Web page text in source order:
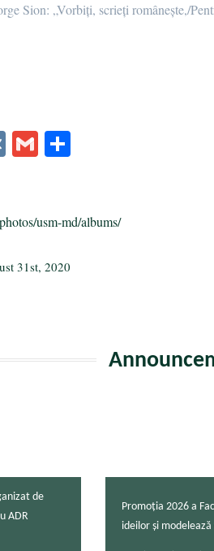
Sion: „Vorbiți, scrieți românește,/
V G
usm-md/albums/
31st, 2020
de
ADR
Promoția 2026 a
ideilor și